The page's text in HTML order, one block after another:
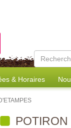
& Horaires